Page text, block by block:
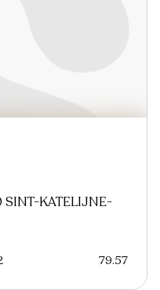
SINT-KATELIJNE-
79.57